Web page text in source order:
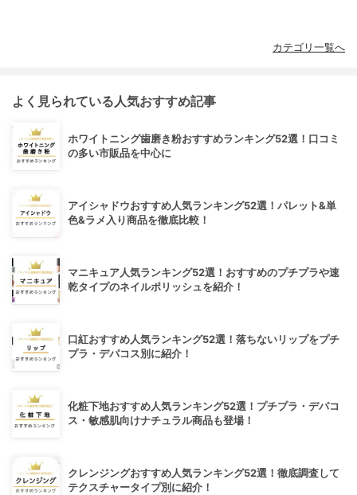
カテゴリ一覧へ
よく見られている人気おすすめ記事
ホワイトニング歯磨き粉おすすめランキング52選！口コミ
の多い市販品を中心に
アイシャドウおすすめ人気ランキング52選！パレット&単
色&ラメ入り商品を徹底比較！
マニキュア人気ランキング52選！おすすめのプチプラや速
乾タイプのネイルポリッシュを紹介！
口紅おすすめ人気ランキング52選！落ちないリップをプチ
プラ・デパコス別に紹介！
化粧下地おすすめ人気ランキング52選！プチプラ・デパコ
ス・敏感肌向けナチュラル商品も登場！
クレンジングおすすめ人気ランキング52選！徹底調査して
テクスチャータイプ別に紹介！